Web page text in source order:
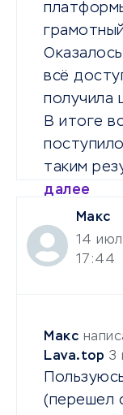
всё
получила
В итоге
таким
далее
Макс
14
17:44
Макс
Lava.top 3
(перешел